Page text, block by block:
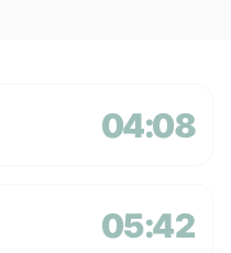
04:08
05:42